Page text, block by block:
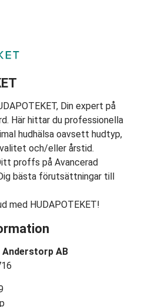
Din expert på
Här hittar du professionella
hudhälsa oavsett hudtyp,
och/eller årstid.
proffs på Avancerad
bästa förutsättningar till
med HUDAPOTEKET!
Anderstorp AB